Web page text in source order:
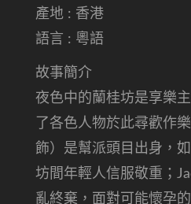
產地 : 香港
語言 : 粵語
故事簡介
夜色中的蘭桂坊是享樂
了各色人物於此尋歡作
飾）是幫派頭目出身，
坊間年輕人信服敬重；
亂終棄，面對可能懷孕